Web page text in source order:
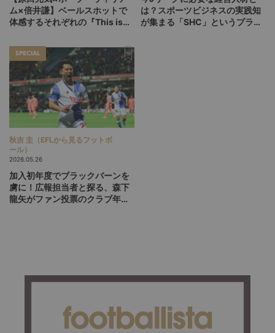
ム×倍井謙】ベールスホットで
体感するそれぞれの『This is
は？スポーツビジネスの実践知
が集まる「SHC」というプラッ
SPECIAL
秋吉 圭（EFLから見るフットボ
ール）
2026.05.26
加入初年度でブラックバーンを
虜に！広報担当者と探る、森下
龍矢がファン投票のクラブ年間